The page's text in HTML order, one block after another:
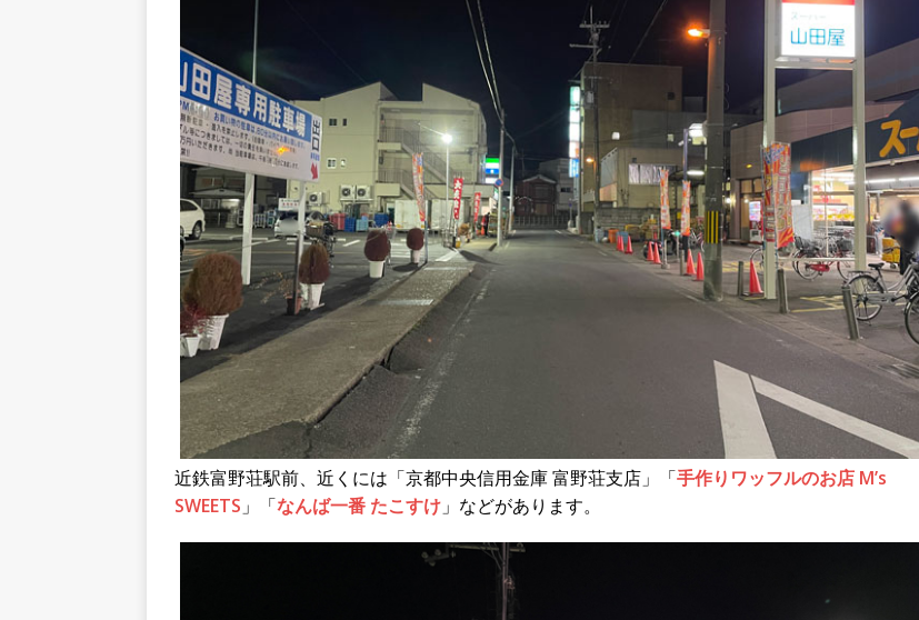
近鉄富野荘駅前、近くには「京都中央信用金庫 富野荘支店」「手作りワッフルのお店 M’s
SWEETS 」「なんば一番 たこすけ 」などがあります。